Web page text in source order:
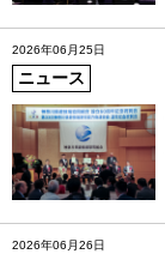
2026年06月25日
ニュース
2026年06月26日